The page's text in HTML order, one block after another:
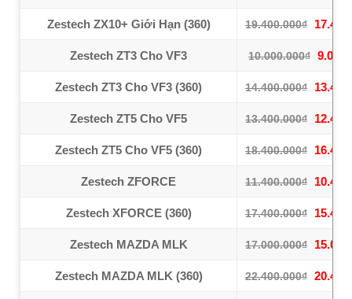
Zestech ZX10+ Giới Hạn (360) 19.400.000₫
Zestech ZT3 Cho VF3 10.000.000₫
Zestech ZT3 Cho VF3 (360) 14.400.000₫
Zestech ZT5 Cho VF5 13.400.000₫
Zestech ZT5 Cho VF5 (360) 18.400.000₫
Zestech ZFORCE 11.400.000₫
Zestech XFORCE (360) 17.400.000₫
Zestech MAZDA MLK 17.000.000₫
Zestech MAZDA MLK (360) 22.400.000₫